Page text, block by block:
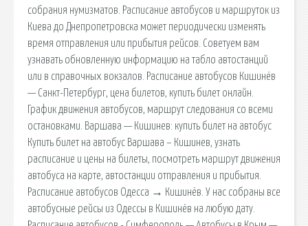
собрания нумизматов. Расписание автобусов и маршруток из
Киева до Днепропетровска может периодически изменять
время отправления или прибытия рейсов. Советуем вам
узнавать обновленную информацию на табло автостанций
или в справочных вокзалов. Расписание автобусов Кишинёв
— Санкт-Петербург, цена билетов, купить билет онлайн.
График движения автобусов, маршрут следования со всеми
остановками. Варшава — Кишинев: купить билет на автобус
Купить билет на автобус Варшава – Кишинев, узнать
расписание и цены на билеты, посмотреть маршрут движения
автобуса на карте, автостанции отправления и прибытия.
Расписание автобусов Одесса → Кишинёв. У нас собраны все
автобусные рейсы из Одессы в Кишинёв на любую дату.